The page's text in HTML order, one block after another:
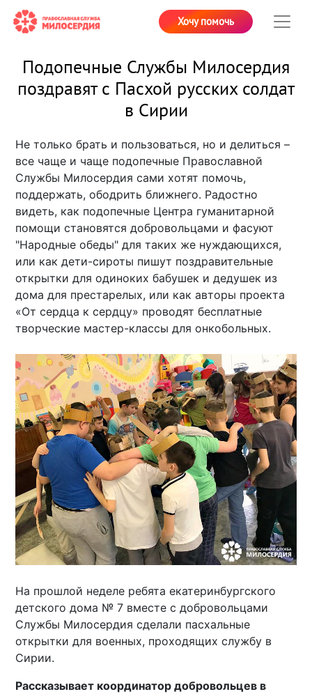
Хочу помочь
Подопечные Службы Милосердия
поздравят с Пасхой русских солдат
в Сирии
Не только брать и пользоваться, но и делиться –
все чаще и чаще подопечные Православной
Службы Милосердия сами хотят помочь,
поддержать, ободрить ближнего. Радостно
видеть, как подопечные Центра гуманитарной
помощи становятся добровольцами и фасуют
"Народные обеды" для таких же нуждающихся,
или как дети-сироты пишут поздравительные
открытки для одиноких бабушек и дедушек из
дома для престарелых, или как авторы проекта
«От сердца к сердцу» проводят бесплатные
творческие мастер-классы для онкобольных.
На прошлой неделе ребята екатеринбургского
детского дома № 7 вместе с добровольцами
Службы Милосердия сделали пасхальные
открытки для военных, проходящих службу в
Сирии.
Рассказывает координатор добровольцев в